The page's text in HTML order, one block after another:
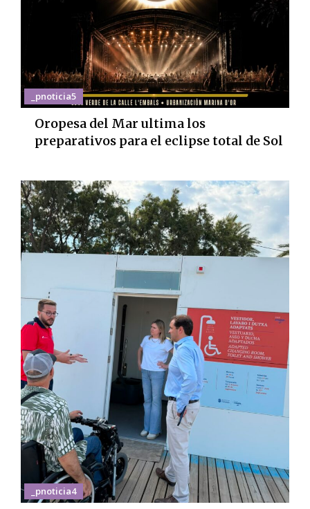
_pnoticia5
Oropesa del Mar ultima los
preparativos para el eclipse total de Sol
_pnoticia4